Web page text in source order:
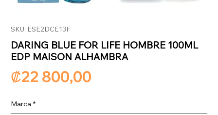
SKU: ESE2DCE13F
DARING BLUE FOR LIFE HOMBRE 100ML
EDP MAISON ALHAMBRA
₡22 800,00
Marca *